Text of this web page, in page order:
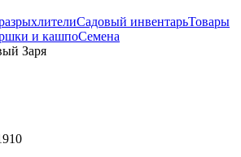
Садовый инвентарьТовары
и кашпоСемена
Заря